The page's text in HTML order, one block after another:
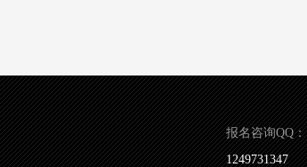
报名咨询QQ：
1249731347